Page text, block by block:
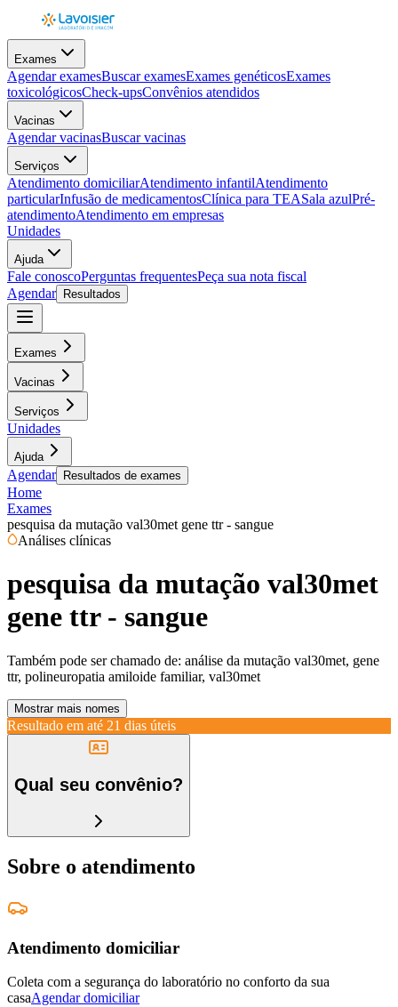
Exames
Agendar examesBuscar examesExames genéticosExames
toxicológicosCheck-upsConvênios atendidos
Vacinas
Agendar vacinasBuscar vacinas
Serviços
Atendimento domiciliarAtendimento infantilAtendimento
particularInfusão de medicamentosClínica para TEASala azulPré-
atendimentoAtendimento em empresas
Unidades
Ajuda
Fale conoscoPerguntas frequentesPeça sua nota fiscal
Agendar
Resultados
Exames
Vacinas
Serviços
Unidades
Ajuda
Agendar Resultados de exames
Home
Exames
pesquisa da mutação val30met gene ttr - sangue
Análises clínicas
pesquisa da mutação val30met
gene ttr - sangue
Também pode ser chamado de: análise da mutação val30met, gene
ttr, polineuropatia amiloide familiar, val30met
Mostrar mais nomes
Resultado em até 21 dias úteis
Qual seu convênio?
Sobre o atendimento
Atendimento domiciliar
Coleta com a segurança do laboratório no conforto da sua
casaAgendar domiciliar